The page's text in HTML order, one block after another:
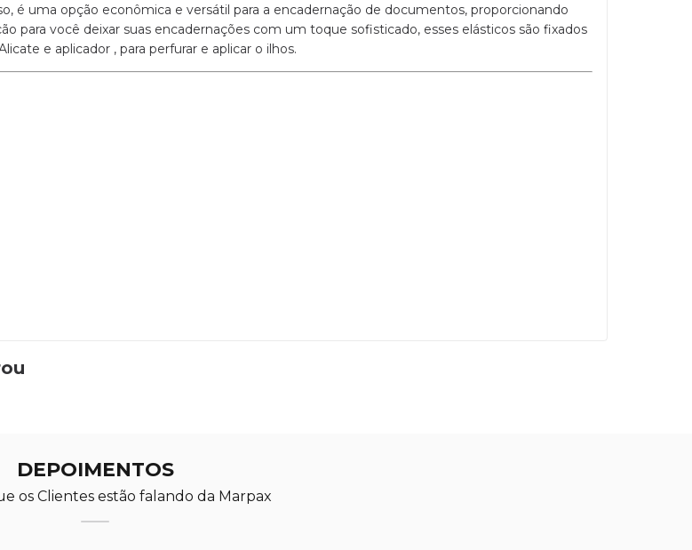
é uma opção econômica e versátil para a encadernação de documentos, proporcionando
para você deixar suas encadernações com um toque sofisticado, esses elásticos são fixados
e aplicador , para perfurar e aplicar o ilhos.
DEPOIMENTOS
os Clientes estão falando da Marpax